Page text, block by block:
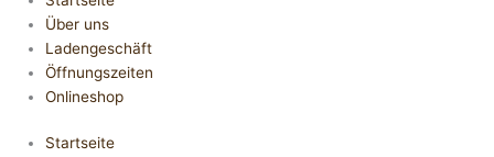
Über uns
Ladengeschäft
Öffnungszeiten
Onlineshop
Startseite